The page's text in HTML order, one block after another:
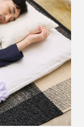
気持ちいい暖か
しょう。
て、水溶性の糸
と、糸が溶け
る糸がふくら